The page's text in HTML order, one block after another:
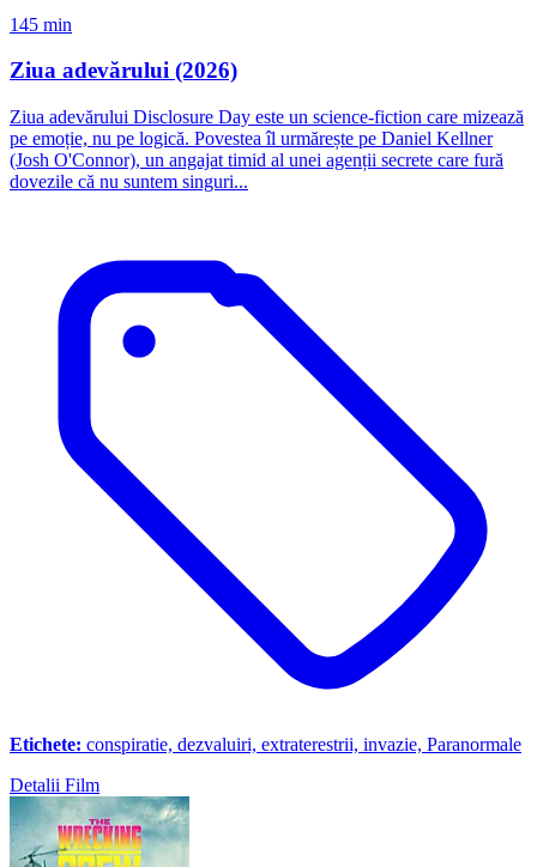
145 min
Ziua adevărului (2026)
Ziua adevărului Disclosure Day este un science-fiction care mizează
pe emoție, nu pe logică. Povestea îl urmărește pe Daniel Kellner
(Josh O'Connor), un angajat timid al unei agenții secrete care fură
dovezile că nu suntem singuri...
Etichete: conspiratie, dezvaluiri, extraterestrii, invazie, Paranormale
Detalii Film